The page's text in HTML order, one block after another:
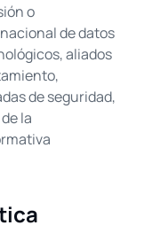
o
de datos
aliados
de seguridad,
la